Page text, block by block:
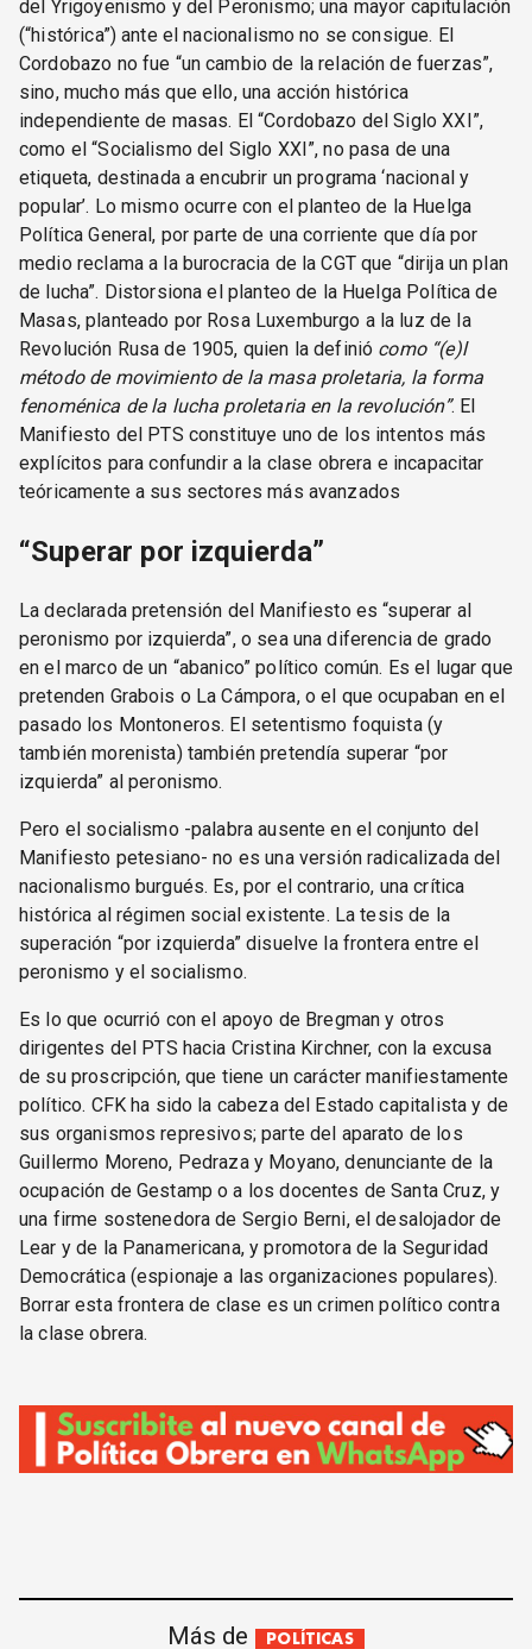
del Yrigoyenismo y del Peronismo; una mayor capitulación
(“histórica”) ante el nacionalismo no se consigue. El
Cordobazo no fue “un cambio de la relación de fuerzas”,
sino, mucho más que ello, una acción histórica
independiente de masas. El “Cordobazo del Siglo XXI”,
como el “Socialismo del Siglo XXI”, no pasa de una
etiqueta, destinada a encubrir un programa ‘nacional y
popular’. Lo mismo ocurre con el planteo de la Huelga
Política General, por parte de una corriente que día por
medio reclama a la burocracia de la CGT que “dirija un plan
de lucha”. Distorsiona el planteo de la Huelga Política de
Masas, planteado por Rosa Luxemburgo a la luz de la
Revolución Rusa de 1905, quien la definió como “(e)l
método de movimiento de la masa proletaria, la forma
fenoménica de la lucha proletaria en la revolución”. El
Manifiesto del PTS constituye uno de los intentos más
explícitos para confundir a la clase obrera e incapacitar
teóricamente a sus sectores más avanzados
“Superar por izquierda”
La declarada pretensión del Manifiesto es “superar al
peronismo por izquierda”, o sea una diferencia de grado
en el marco de un “abanico” político común. Es el lugar que
pretenden Grabois o La Cámpora, o el que ocupaban en el
pasado los Montoneros. El setentismo foquista (y
también morenista) también pretendía superar “por
izquierda” al peronismo.
Pero el socialismo -palabra ausente en el conjunto del
Manifiesto petesiano- no es una versión radicalizada del
nacionalismo burgués. Es, por el contrario, una crítica
histórica al régimen social existente. La tesis de la
superación “por izquierda” disuelve la frontera entre el
peronismo y el socialismo.
Es lo que ocurrió con el apoyo de Bregman y otros
dirigentes del PTS hacia Cristina Kirchner, con la excusa
de su proscripción, que tiene un carácter manifiestamente
político. CFK ha sido la cabeza del Estado capitalista y de
sus organismos represivos; parte del aparato de los
Guillermo Moreno, Pedraza y Moyano, denunciante de la
ocupación de Gestamp o a los docentes de Santa Cruz, y
una firme sostenedora de Sergio Berni, el desalojador de
Lear y de la Panamericana, y promotora de la Seguridad
Democrática (espionaje a las organizaciones populares).
Borrar esta frontera de clase es un crimen político contra
la clase obrera.
Más de POLÍTICAS